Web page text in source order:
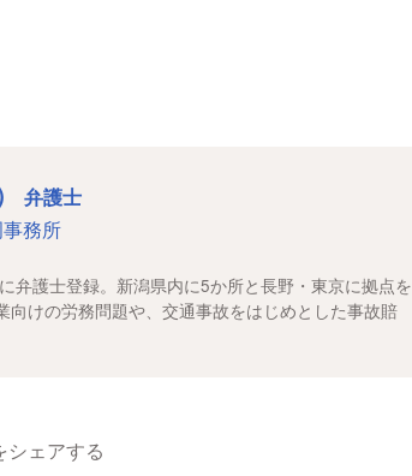
弁護士
務所
弁護士登録。新潟県内に5か所と長野・東京に拠点を
けの労務問題や、交通事故をはじめとした事故賠
シェアする